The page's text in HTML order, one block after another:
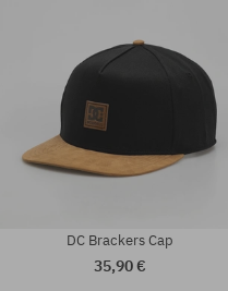
DC Brackers Cap
35,90 €